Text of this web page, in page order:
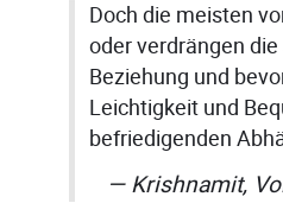
Doch die meisten
oder verdrängen
Beziehung und
Leichtigkeit und
befriedigenden
Krishnamit,